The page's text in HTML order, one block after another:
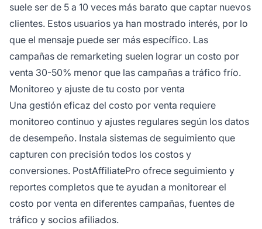
suele ser de 5 a 10 veces más barato que captar nuevos
clientes. Estos usuarios ya han mostrado interés, por lo
que el mensaje puede ser más específico. Las
campañas de remarketing suelen lograr un costo por
venta 30-50% menor que las campañas a tráfico frío.
Monitoreo y ajuste de tu costo por venta
Una gestión eficaz del costo por venta requiere
monitoreo continuo y ajustes regulares según los datos
de desempeño. Instala sistemas de seguimiento que
capturen con precisión todos los costos y
conversiones. PostAffiliatePro ofrece seguimiento y
reportes completos que te ayudan a monitorear el
costo por venta en diferentes campañas, fuentes de
tráfico y socios afiliados.